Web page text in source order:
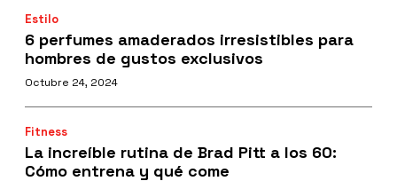
Estilo
6 perfumes amaderados irresistibles para
hombres de gustos exclusivos
Octubre 24, 2024
Fitness
La increíble rutina de Brad Pitt a los 60:
Cómo entrena y qué come